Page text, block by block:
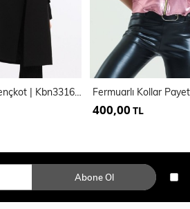
Astarlı Uzun Trençkot | Kbn33166Yn
400,00 TL
Abone Ol